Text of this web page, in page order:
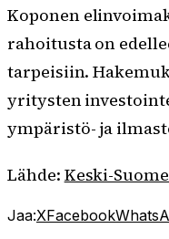
Koponen
rahoitusta on
tarpeisiin.
yritysten
ympäristö- ja
Lähde: Keski-
Jaa:XFacebook